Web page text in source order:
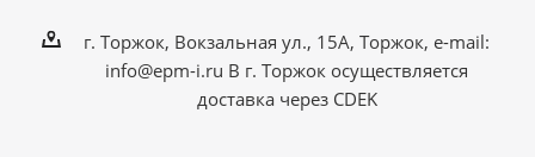
г. Торжок, Вокзальная ул., 15А, Торжок, e-mail:
info@epm-i.ru В г. Торжок осуществляется
доставка через CDEK